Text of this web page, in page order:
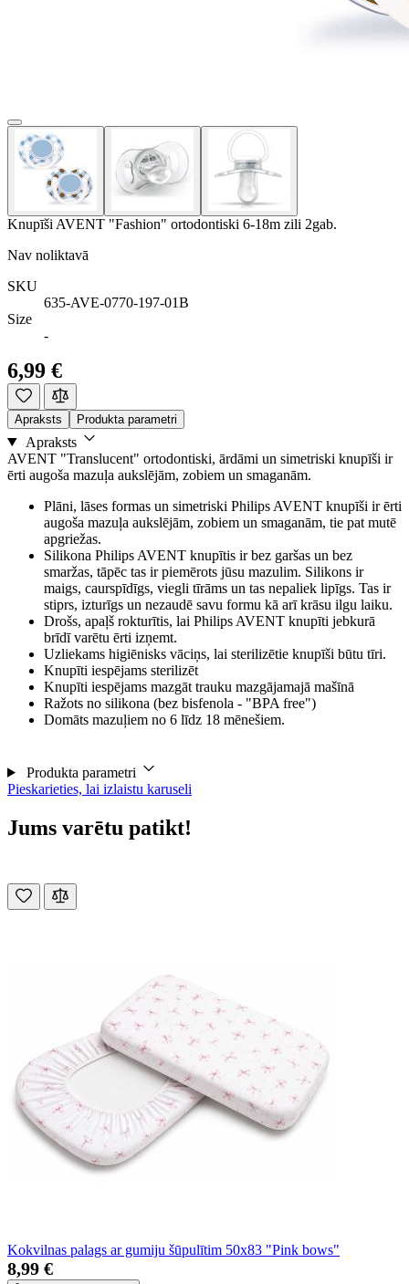
Knupīši AVENT "Fashion" ortodontiski 6-18m zili 2gab.
Nav noliktavā
SKU
635-AVE-0770-197-01B
Size
-
6,99 €
Apraksts Produkta parametri
Apraksts
AVENT "Translucent" ortodontiski, ārdāmi un simetriski knupīši ir
ērti augoša mazuļa aukslējām, zobiem un smaganām.
Plāni, lāses formas un simetriski Philips AVENT knupīši ir ērti
augoša mazuļa aukslējām, zobiem un smaganām, tie pat mutē
apgriežas.
Silikona Philips AVENT knupītis ir bez garšas un bez
smaržas, tāpēc tas ir piemērots jūsu mazulim. Silikons ir
maigs, caurspīdīgs, viegli tīrāms un tas nepaliek lipīgs. Tas ir
stiprs, izturīgs un nezaudē savu formu kā arī krāsu ilgu laiku.
Drošs, apaļš rokturītis, lai Philips AVENT knupīti jebkurā
brīdī varētu ērti izņemt.
Uzliekams higiēnisks vāciņs, lai sterilizētie knupīši būtu tīri.
Knupīti iespējams sterilizēt
Knupīti iespējams mazgāt trauku mazgājamajā mašīnā
Ražots no silikona (bez bisfenola - "BPA free")
Domāts mazuļiem no 6 līdz 18 mēnešiem.
Produkta parametri
Pieskarieties, lai izlaistu karuseli
Jums varētu patikt!
Kokvilnas palags ar gumiju šūpulītim 50x83 "Pink bows"
8,99 €